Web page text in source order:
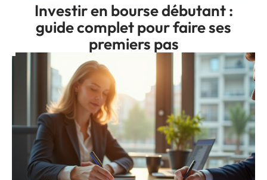
Investir en bourse débutant :
guide complet pour faire ses
premiers pas